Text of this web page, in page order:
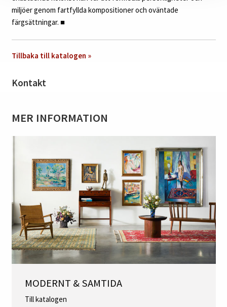
miljöer genom fartfyllda kompositioner och oväntade
färgsättningar. ■
Tillbaka till katalogen »
Kontakt
MER INFORMATION
MODERNT & SAMTIDA
Till katalogen